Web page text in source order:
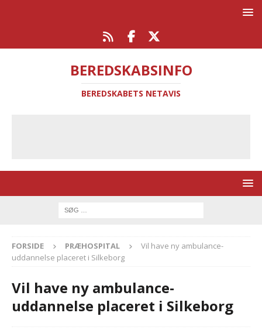
BEREDSKABSINFO
BEREDSKABETS NETAVIS
FORSIDE PRÆHOSPITAL
Vil have ny ambulance-
uddannelse placeret i Silkeborg
Vil have ny ambulance-
uddannelse placeret i Silkeborg